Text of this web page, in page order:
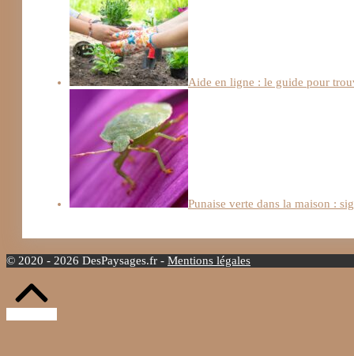
Aide en ligne : le guide pour
Punaise verte dans la maison :
© 2020 - 2026 DesPaysages.fr - Mentions légales